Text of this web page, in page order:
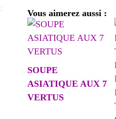
Vous aimerez aussi :
SOUPE
ASIATIQUE AUX 7
VERTUS